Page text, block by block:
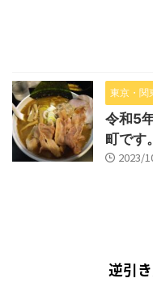
東京・関
令和5
町です。
2023/
逆引